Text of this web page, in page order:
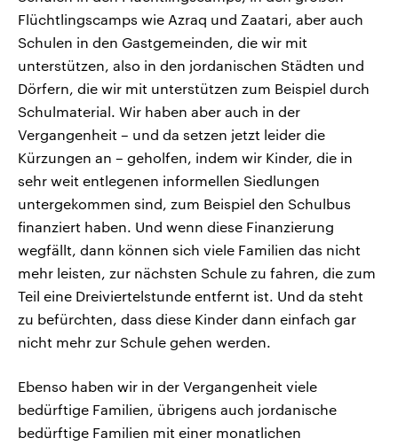
Flüchtlingscamps wie Azraq und Zaatari, aber auch
Schulen in den Gastgemeinden, die wir mit
unterstützen, also in den jordanischen Städten und
Dörfern, die wir mit unterstützen zum Beispiel durch
Schulmaterial. Wir haben aber auch in der
Vergangenheit – und da setzen jetzt leider die
Kürzungen an – geholfen, indem wir Kinder, die in
sehr weit entlegenen informellen Siedlungen
untergekommen sind, zum Beispiel den Schulbus
finanziert haben. Und wenn diese Finanzierung
wegfällt, dann können sich viele Familien das nicht
mehr leisten, zur nächsten Schule zu fahren, die zum
Teil eine Dreiviertelstunde entfernt ist. Und da steht
zu befürchten, dass diese Kinder dann einfach gar
nicht mehr zur Schule gehen werden.
Ebenso haben wir in der Vergangenheit viele
bedürftige Familien, übrigens auch jordanische
bedürftige Familien mit einer monatlichen